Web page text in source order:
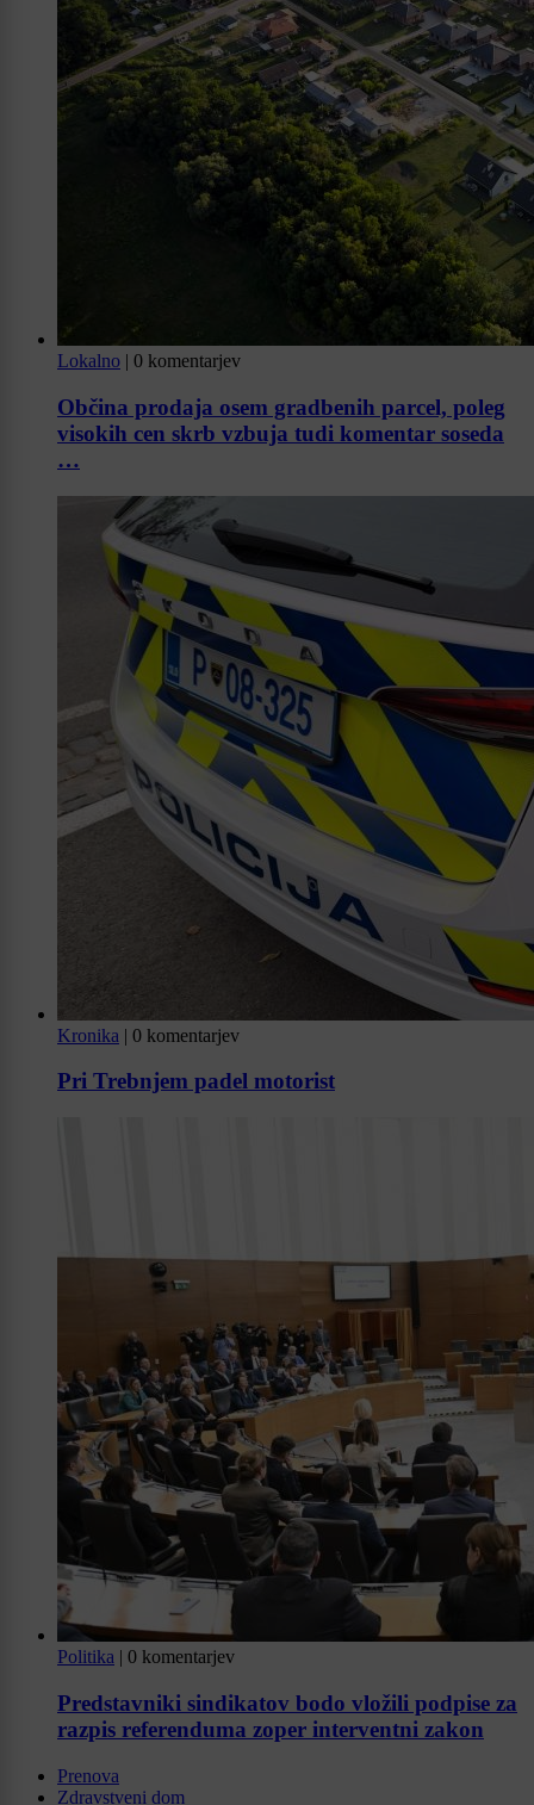
Lokalno | 0 komentarjev
Občina prodaja osem gradbenih parcel, poleg
visokih cen skrb vzbuja tudi komentar soseda
…
Kronika | 0 komentarjev
Pri Trebnjem padel motorist
Politika | 0 komentarjev
Predstavniki sindikatov bodo vložili podpise za
razpis referenduma zoper interventni zakon
Prenova
Zdravstveni dom